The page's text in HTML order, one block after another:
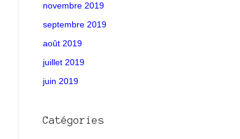
novembre 2019
septembre 2019
août 2019
juillet 2019
juin 2019
Catégories